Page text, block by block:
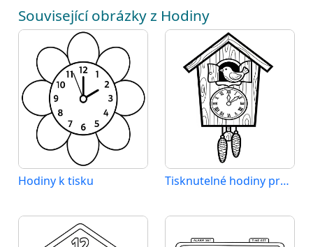
Související obrázky z Hodiny
Hodiny k tisku Tisknutelné hodiny pro děti